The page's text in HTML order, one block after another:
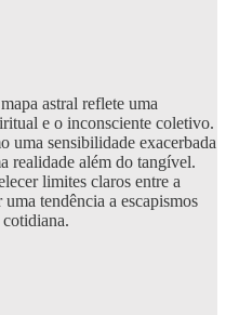
astral reflete uma
e o inconsciente coletivo.
uma sensibilidade exacerbada
realidade além do tangível.
limites claros entre a
tendência a escapismos